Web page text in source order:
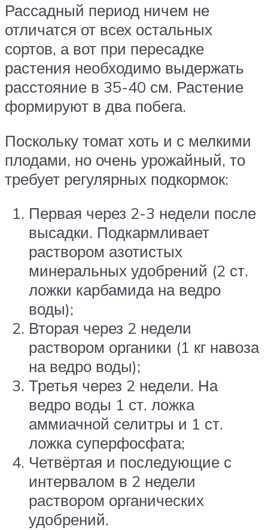
Рассадный период ничем не
отличатся от всех остальных
сортов, а вот при пересадке
растения необходимо выдержать
расстояние в 35-40 см. Растение
формируют в два побега.
Поскольку томат хоть и с мелкими
плодами, но очень урожайный, то
требует регулярных подкормок:
Первая через 2-3 недели после
высадки. Подкармливает
раствором азотистых
минеральных удобрений (2 ст.
ложки карбамида на ведро
воды);
Вторая через 2 недели
раствором органики (1 кг навоза
на ведро воды);
Третья через 2 недели. На
ведро воды 1 ст. ложка
аммиачной селитры и 1 ст.
ложка суперфосфата;
Четвёртая и последующие с
интервалом в 2 недели
раствором органических
удобрений.